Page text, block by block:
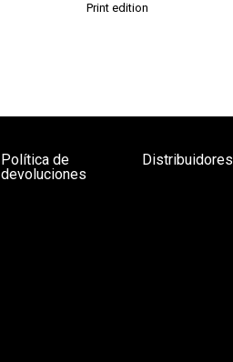
Print edition
Política de
devoluciones
Distribuidores